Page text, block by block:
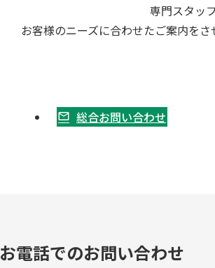
専門スタッ
お客様のニーズに合わせたご案内を
総合お問い合わせ
お電話でのお問い合わせ